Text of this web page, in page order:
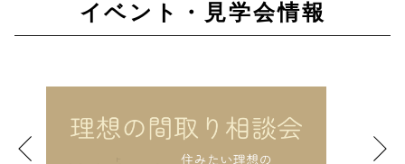
イベント・見学会情報